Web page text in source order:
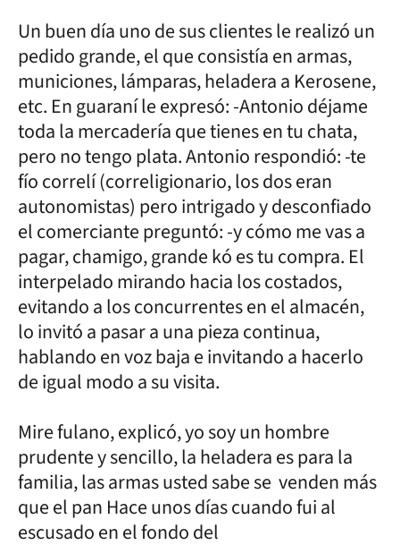
Un buen día uno de sus clientes le realizó un
pedido grande, el que consistía en armas,
municiones, lámparas, heladera a Kerosene,
etc. En guaraní le expresó: -Antonio déjame
toda la mercadería que tienes en tu chata,
pero no tengo plata. Antonio respondió: -te
fío correlí (correligionario, los dos eran
autonomistas) pero intrigado y desconfiado
el comerciante preguntó: -y cómo me vas a
pagar, chamigo, grande kó es tu compra. El
interpelado mirando hacia los costados,
evitando a los concurrentes en el almacén,
lo invitó a pasar a una pieza continua,
hablando en voz baja e invitando a hacerlo
de igual modo a su visita.
Mire fulano, explicó, yo soy un hombre
prudente y sencillo, la heladera es para la
familia, las armas usted sabe se venden más
que el pan Hace unos días cuando fui al
escusado en el fondo del